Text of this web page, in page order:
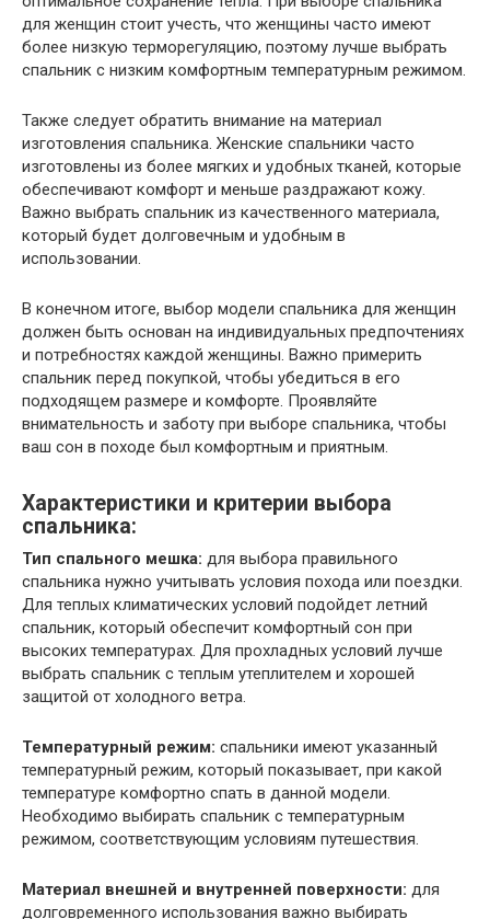
для женщин стоит учесть, что женщины часто имеют
более низкую терморегуляцию, поэтому лучше выбрать
спальник с низким комфортным температурным режимом.
Также следует обратить внимание на материал
изготовления спальника. Женские спальники часто
изготовлены из более мягких и удобных тканей, которые
обеспечивают комфорт и меньше раздражают кожу.
Важно выбрать спальник из качественного материала,
который будет долговечным и удобным в
использовании.
В конечном итоге, выбор модели спальника для женщин
должен быть основан на индивидуальных предпочтениях
и потребностях каждой женщины. Важно примерить
спальник перед покупкой, чтобы убедиться в его
подходящем размере и комфорте. Проявляйте
внимательность и заботу при выборе спальника, чтобы
ваш сон в походе был комфортным и приятным.
Характеристики и критерии выбора
спальника:
Тип спального мешка: для выбора правильного
спальника нужно учитывать условия похода или поездки.
Для теплых климатических условий подойдет летний
спальник, который обеспечит комфортный сон при
высоких температурах. Для прохладных условий лучше
выбрать спальник с теплым утеплителем и хорошей
защитой от холодного ветра.
Температурный режим: спальники имеют указанный
температурный режим, который показывает, при какой
температуре комфортно спать в данной модели.
Необходимо выбирать спальник с температурным
режимом, соответствующим условиям путешествия.
Материал внешней и внутренней поверхности: для
долговременного использования важно выбирать